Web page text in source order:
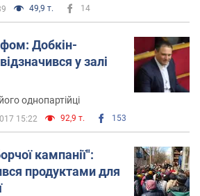
49,9 т. 14
Добкін-
у залі
однопартійці
15:22 92,9 т. 153
кампанії":
продуктами для